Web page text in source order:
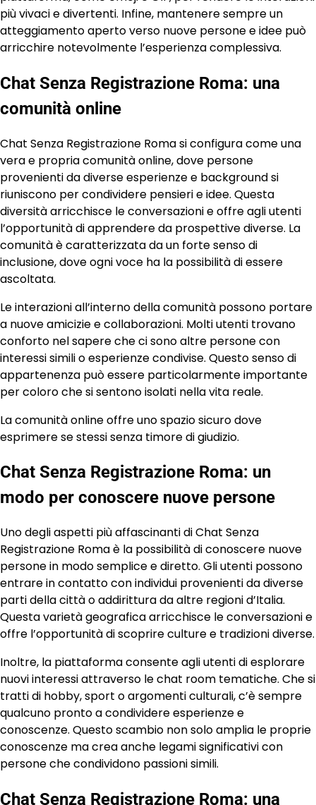
più vivaci e divertenti. Infine, mantenere sempre un
atteggiamento aperto verso nuove persone e idee può
arricchire notevolmente l’esperienza complessiva.
Chat Senza Registrazione Roma: una
comunità online
Chat Senza Registrazione Roma si configura come una
vera e propria comunità online, dove persone
provenienti da diverse esperienze e background si
riuniscono per condividere pensieri e idee. Questa
diversità arricchisce le conversazioni e offre agli utenti
l’opportunità di apprendere da prospettive diverse. La
comunità è caratterizzata da un forte senso di
inclusione, dove ogni voce ha la possibilità di essere
ascoltata.
Le interazioni all’interno della comunità possono portare
a nuove amicizie e collaborazioni. Molti utenti trovano
conforto nel sapere che ci sono altre persone con
interessi simili o esperienze condivise. Questo senso di
appartenenza può essere particolarmente importante
per coloro che si sentono isolati nella vita reale.
La comunità online offre uno spazio sicuro dove
esprimere se stessi senza timore di giudizio.
Chat Senza Registrazione Roma: un
modo per conoscere nuove persone
Uno degli aspetti più affascinanti di Chat Senza
Registrazione Roma è la possibilità di conoscere nuove
persone in modo semplice e diretto. Gli utenti possono
entrare in contatto con individui provenienti da diverse
parti della città o addirittura da altre regioni d’Italia.
Questa varietà geografica arricchisce le conversazioni e
offre l’opportunità di scoprire culture e tradizioni diverse.
Inoltre, la piattaforma consente agli utenti di esplorare
nuovi interessi attraverso le chat room tematiche. Che si
tratti di hobby, sport o argomenti culturali, c’è sempre
qualcuno pronto a condividere esperienze e
conoscenze. Questo scambio non solo amplia le proprie
conoscenze ma crea anche legami significativi con
persone che condividono passioni simili.
Chat Senza Registrazione Roma: una